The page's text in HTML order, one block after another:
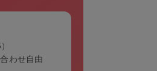
わせ自由